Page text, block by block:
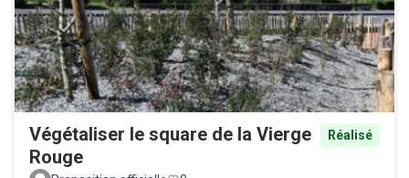
Végétaliser le square de la Vierge
Rouge
Réalisé